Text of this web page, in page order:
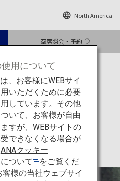
North America
空席照会・予約
青森
市場
用について
、お客様にWEBサイ
いただくために必要
しています。その他
いて、お客様が自由
すが、WEBサイトの
できなくなる場合が
ANAクッキー
ついて
をご覧くだ
様の当社ウェブサイ